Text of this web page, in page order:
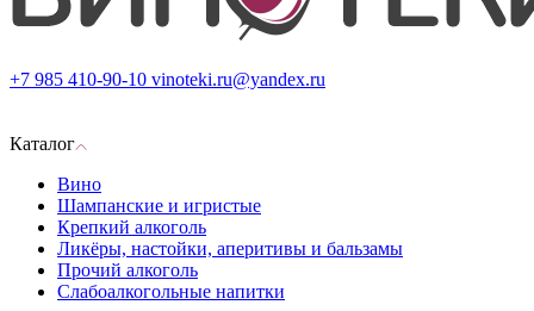
+7 985 410-90-10 vinoteki.ru@yandex.ru
Каталог
Вино
Шампанские и игристые
Крепкий алкоголь
Ликёры, настойки, аперитивы и бальзамы
Прочий алкоголь
Слабоалкогольные напитки